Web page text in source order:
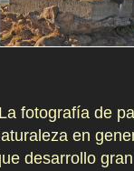
La fotografía de
en
desarrollo